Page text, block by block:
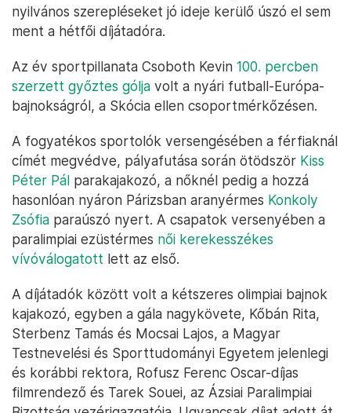
nyilvános szerepléseket jó ideje kerülő úszó el sem
ment a hétfői díjátadóra.
Az év sportpillanata Csoboth Kevin 100. percben
szerzett győztes gólja volt a nyári futball-Európa-
bajnokságról, a Skócia ellen csoportmérkőzésen.
A fogyatékos sportolók versengésében a férfiaknál
címét megvédve, pályafutása során ötödször Kiss
Péter Pál parakajakozó, a nőknél pedig a hozzá
hasonlóan nyáron Párizsban aranyérmes Konkoly
Zsófia paraúszó nyert. A csapatok versenyében a
paralimpiai ezüstérmes női kerekesszékes
vívóválogatott lett az első.
A díjátadók között volt a kétszeres olimpiai bajnok
kajakozó, egyben a gála nagykövete, Kőbán Rita,
Sterbenz Tamás és Mocsai Lajos, a Magyar
Testnevelési és Sporttudományi Egyetem jelenlegi
és korábbi rektora, Rofusz Ferenc Oscar-díjas
filmrendező és Tarek Souei, az Ázsiai Paralimpiai